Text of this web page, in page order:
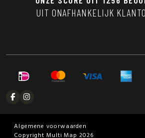
UIT ONAFHANKELIJK
Algemene voorwaarden
Copyright Multi Map 2026